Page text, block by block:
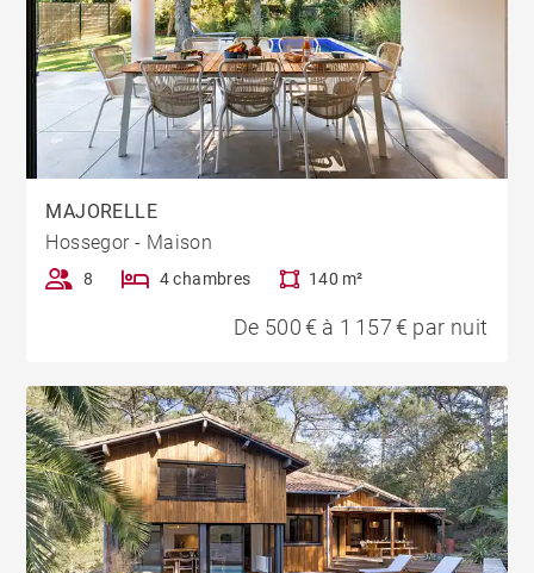
MAJORELLE
Hossegor - Maison
8 4 chambres 140 m²
De 500 € à 1 157 € par nuit